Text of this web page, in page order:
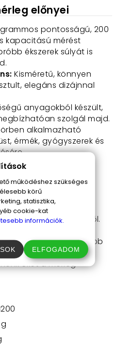
előnyei
grammos pontosságú, 200
kapacitású mérést
ékszerek súlyát is
Kisméretű, könnyen
elegáns dizájnnal
anyagokból készült,
szolgál majd.
alkalmazható
érmék, gyógyszerek és
Egyszerűen
LCD kijelző:
van ellátva, így
és a sérülésektől.
lehetővé teszi, hogy több
egymást követően
őket a mérleg
működéshez szükséges
körű
statisztika,
cookie-kat
információk.
ELFOGADOM